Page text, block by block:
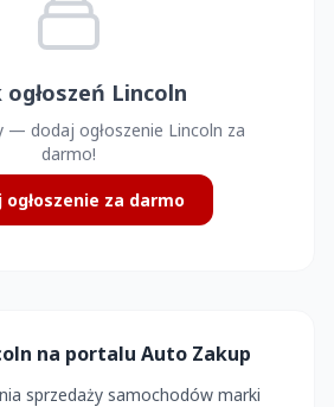
ogłoszeń Lincoln
— dodaj ogłoszenie Lincoln za
darmo!
ogłoszenie za darmo
na portalu Auto Zakup
sprzedaży samochodów marki